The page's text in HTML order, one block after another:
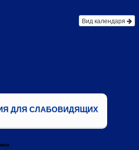
Вид календаря
ДЛЯ СЛАБОВИДЯЩИХ